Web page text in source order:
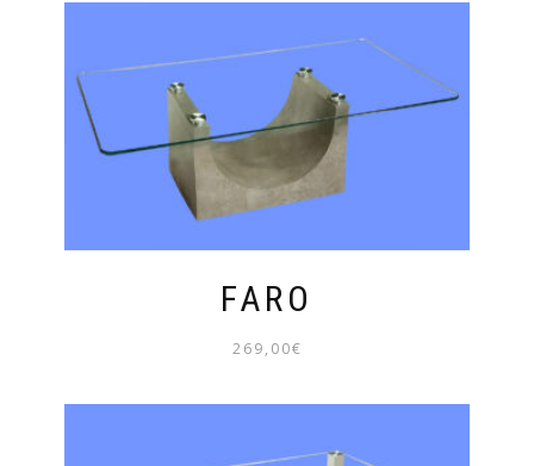
349,00€
FARO
269,00€